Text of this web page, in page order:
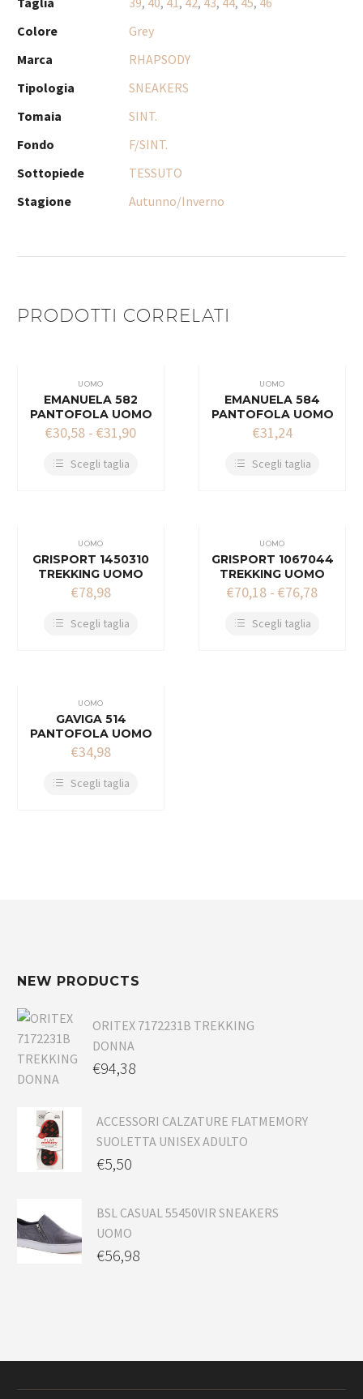
Colore
Grey
Marca
RHAPSODY
Tipologia
SNEAKERS
Tomaia
SINT.
Fondo
F/SINT.
Sottopiede
TESSUTO
Stagione
Autunno/Inverno
PRODOTTI CORRELATI
UOMO
EMANUELA 582
PANTOFOLA UOMO
€30,58 - €31,90
Scegli taglia
UOMO
EMANUELA 584
PANTOFOLA UOMO
€31,24
Scegli taglia
UOMO
GRISPORT 1450310
TREKKING UOMO
€78,98
Scegli taglia
UOMO
GRISPORT 1067044
TREKKING UOMO
€70,18 - €76,78
Scegli taglia
UOMO
GAVIGA 514
PANTOFOLA UOMO
€34,98
Scegli taglia
NEW PRODUCTS
ORITEX 7172231B TREKKING
DONNA
€94,38
ACCESSORI CALZATURE FLATMEMORY
SUOLETTA UNISEX ADULTO
€5,50
BSL CASUAL 55450VIR SNEAKERS
UOMO
€56,98